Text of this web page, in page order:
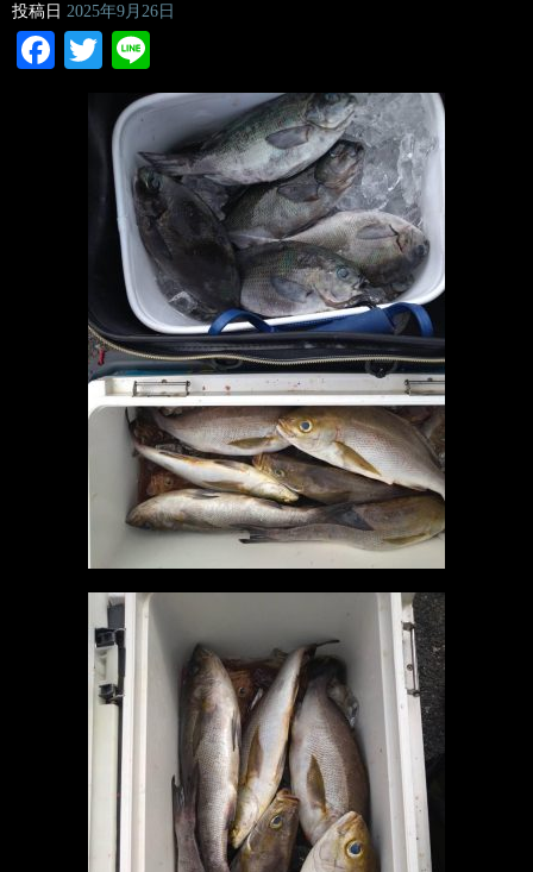
投稿日 2025年9月26日
Facebook
Twitter